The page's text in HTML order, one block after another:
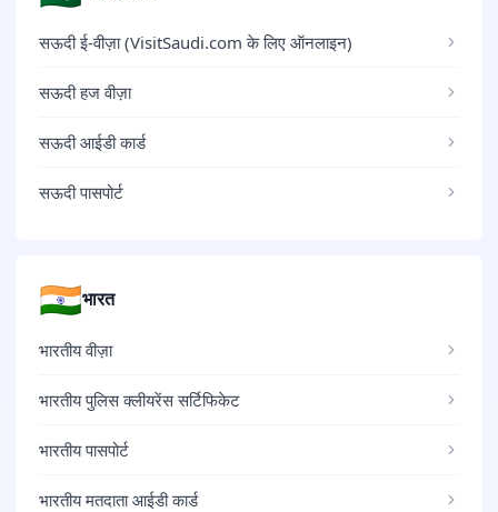
सऊदी ई-वीज़ा (VisitSaudi.com के लिए ऑनलाइन)
सऊदी हज वीज़ा
सऊदी आईडी कार्ड
सऊदी पासपोर्ट
🇮🇳भारत
भारतीय वीज़ा
भारतीय पुलिस क्लीयरेंस सर्टिफिकेट
भारतीय पासपोर्ट
भारतीय मतदाता आईडी कार्ड